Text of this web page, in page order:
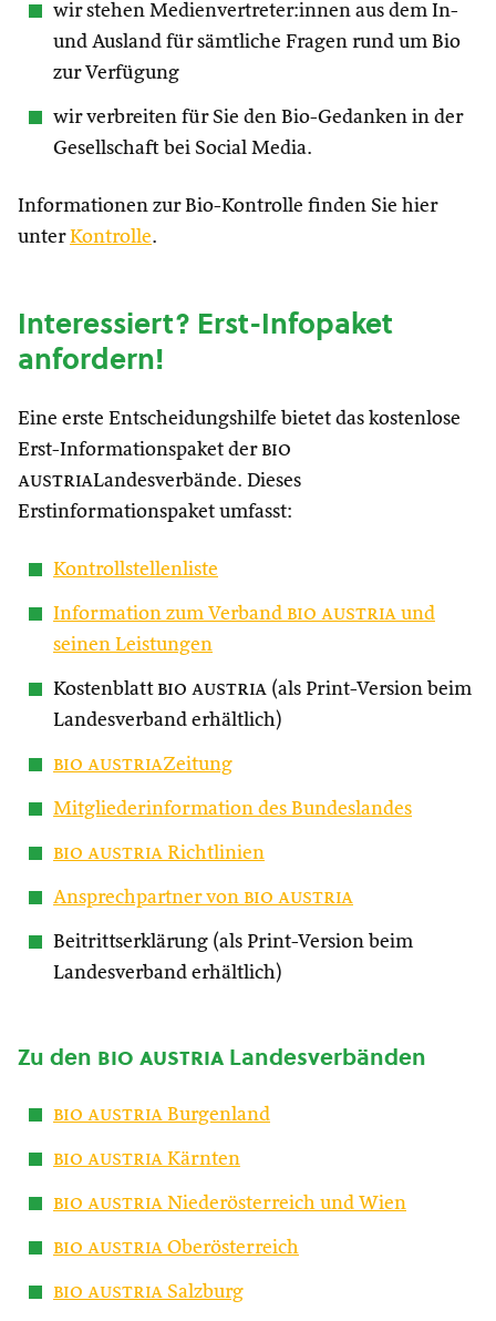
wir stehen Medienvertreter:innen aus dem In-
und Ausland für sämtliche Fragen rund um Bio
zur Verfügung
wir verbreiten für Sie den Bio-Gedanken in der
Gesellschaft bei Social Media.
Informationen zur Bio-Kontrolle finden Sie hier
unterKontrolle.
Interessiert? Erst-Infopaket
anfordern!
Eine erste Entscheidungshilfe bietet das kostenlose
Erst-Informationspaket der bio
austriaLandesverbände. Dieses
Erstinformationspaket umfasst:
Kontrollstellenliste
Information zum Verband bio austria und
seinen Leistungen
Kostenblatt bio austria (als Print-Version beim
Landesverband erhältlich)
bio austriaZeitung
Mitgliederinformation des Bundeslandes
bio austria Richtlinien
Ansprechpartner von bio austria
Beitrittserklärung (als Print-Version beim
Landesverband erhältlich)
Zu den bio austria Landesverbänden
bio austria Burgenland
bio austria Kärnten
bio austria Niederösterreich und Wien
bio austria Oberösterreich
bio austria Salzburg